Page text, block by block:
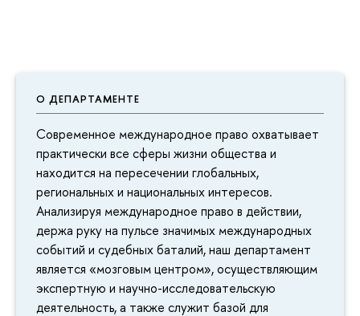
О ДЕПАРТАМЕНТЕ
Современное международное право охватывает
практически все сферы жизни общества и
находится на пересечении глобальных,
региональных и национальных интересов.
Анализируя международное право в действии,
держа руку на пульсе значимых международных
событий и судебных баталий, наш департамент
является «мозговым центром», осуществляющим
экспертную и научно-исследовательскую
деятельность, а также служит базой для